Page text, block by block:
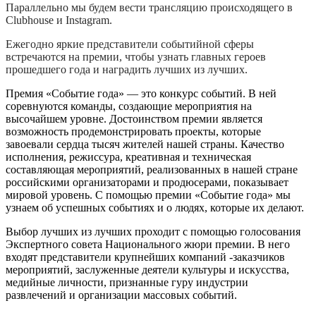
Параллельно мы будем вести трансляцию происходящего в
Clubhouse и Instagram.
Ежегодно яркие представители событийной сферы
встречаются на премии, чтобы узнать главных героев
прошедшего года и наградить лучших из лучших.
Премия «Событие года» — это конкурс событий. В ней
соревнуются команды, создающие мероприятия на
высочайшем уровне. Достоинством премии является
возможность продемонстрировать проекты, которые
завоевали сердца тысяч жителей нашей страны. Качество
исполнения, режиссура, креативная и техническая
составляющая мероприятий, реализованных в нашей стране
российскими организаторами и продюсерами, показывает
мировой уровень. С помощью премии «Событие года» мы
узнаем об успешных событиях и о людях, которые их делают.
Выбор лучших из лучших проходит с помощью голосования
Экспертного совета Национального жюри премии. В него
входят представители крупнейших компаний -заказчиков
мероприятий, заслуженные деятели культуры и искусства,
медийные личности, признанные гуру индустрии
развлечений и организации массовых событий.